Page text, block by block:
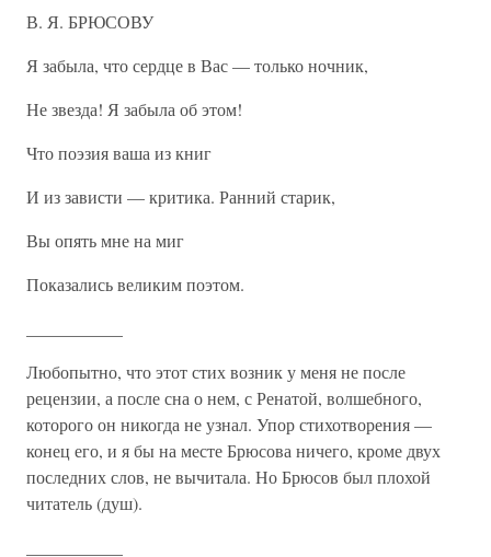
В. Я. БРЮСОВУ
Я забыла, что сердце в Вас — только ночник,
Не звезда! Я забыла об этом!
Что поэзия ваша из книг
И из зависти — критика. Ранний старик,
Вы опять мне на миг
Показались великим поэтом.
Любопытно, что этот стих возник у меня не после
рецензии, а после сна о нем, с Ренатой, волшебного,
которого он никогда не узнал. Упор стихотворения —
конец его, и я бы на месте Брюсова ничего, кроме двух
последних слов, не вычитала. Но Брюсов был плохой
читатель (душ).